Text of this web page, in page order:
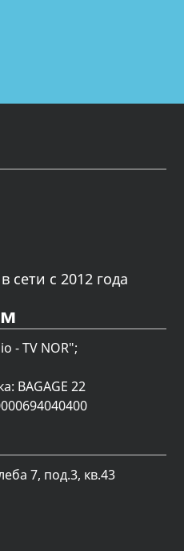
сети с 2012 года
- TV NOR";
BAGAGE 22
7, под.3, кв.43